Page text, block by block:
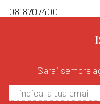
0818707400
Sarai sempre